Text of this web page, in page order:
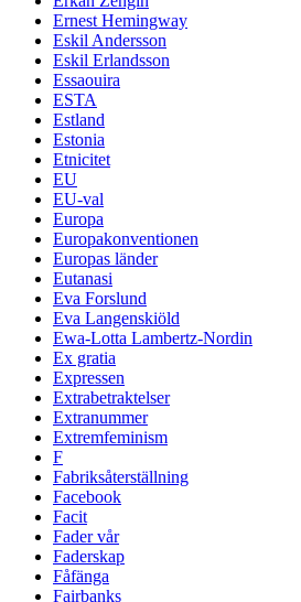
Ernest Hemingway
Eskil Andersson
Eskil Erlandsson
Essaouira
ESTA
Estland
Estonia
Etnicitet
EU
EU-val
Europa
Europakonventionen
Europas länder
Eutanasi
Eva Forslund
Eva Langenskiöld
Ewa-Lotta Lambertz-Nordin
Ex gratia
Expressen
Extrabetraktelser
Extranummer
Extremfeminism
F
Fabriksåterställning
Facebook
Facit
Fader vår
Faderskap
Fåfänga
Fairbanks